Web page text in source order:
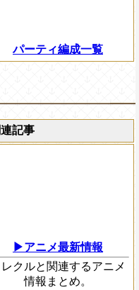
パーティ編成一覧
記事
▶アニメ最新情報
レクルと関連するアニメ
情報まとめ。